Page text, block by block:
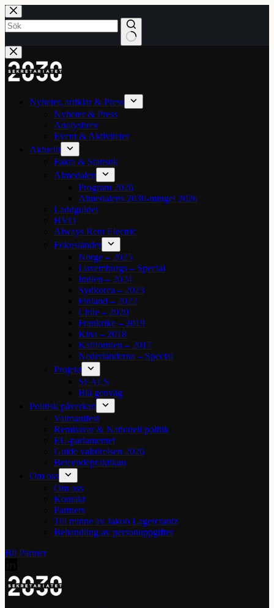
Hoppa
till
innehåll
Inga
resultat
Nyheter, artiklar & Press
Nyheter & Press
Analysbrev
Event & Aktiviteter
Aktuellt
Fakta & Statistik
Almedalen
Program 2026
Almedalens 2030-mingel 2026
Laddguldet
HVO
Always Rent Electric
Fokusländer
Norge – 2025
Luxemburgs – Special
Indien – 2024
Sydkorea – 2023
Finland – 2022
Chile – 2020
Frankrike – 2019
Kina – 2018
Kalifornien – 2017
Nederländerna – Special
Projekt
SEALS
Blå genväg
Politisk påverkan
Valmanifest
Remissvar & Nationell politik
EU-parlamentet
Guide valrörelsen 2026
Beteendepraktikan
Om oss
Om oss
Kontakt
Partners
Till minne av Jakob Lagercrantz
Behandling av personuppgifter
Bli Partner